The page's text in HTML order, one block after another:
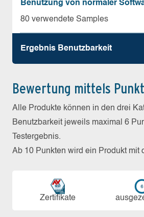
Benutzung von normaler
80 verwendete Samples
Ergebnis Benutz­barkeit
Bewertung mittels
Alle Produkte können in den drei
Benutzbarkeit jeweils maximal 6
Testergebnis.
Ab 10 Punkten wird ein Produkt mit
Zerti­fikate